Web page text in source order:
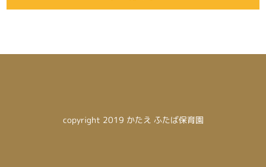
copyright 2019 かたえ ふたば保育園